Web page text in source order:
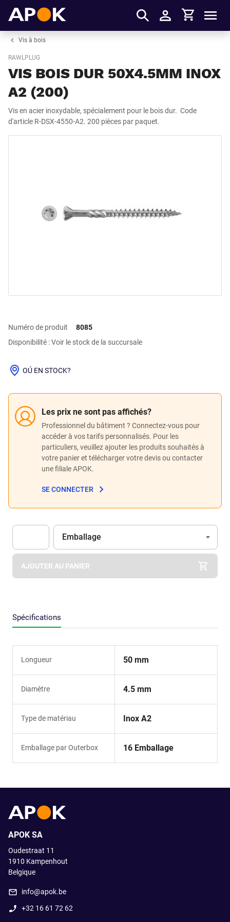
S'identifier
Panier
Vis à bois
RAWLPLUG
VIS BOIS DUR 50X4.5MM INOX
A2 (200)
Vis en acier inoxydable, spécialement pour le bois dur. Code
d'article R-DSX-4550-A2. 200 pièces par paquet.
Numéro de produit
8085
Disponibilité : Voir le stock de la succursale
Les prix ne sont pas affichés?
Professionnel du bâtiment ? Connectez-vous pour
accéder à vos tarifs personnalisés. Pour les
particuliers, veuillez ajouter les produits souhaités à
votre panier et télécharger votre devis ou contacter
une filiale APOK.
SE CONNECTER
OÚ EN STOCK?
Apok.Product.Detail.AddToCart.Quantity (Optionnel)
Unité
Emballage
AJOUTER AU PANIER
Spécifications
Longueur 50 mm
Diamètre 4.5 mm
Type de matériau Inox A2
Emballage par Outerbox 16 Emballage
APOK SA
Oudestraat 11
1910 Kampenhout
Belgique
info@apok.be
+32 16 61 72 62